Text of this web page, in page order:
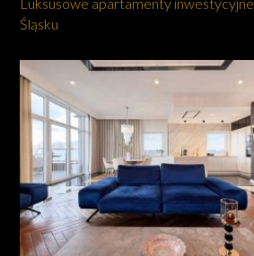
Luksusowe apartamenty
Śląsku